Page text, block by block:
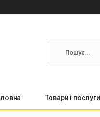
Товари і послуги